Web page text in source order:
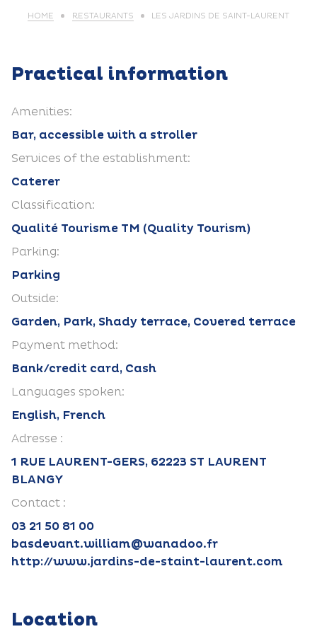
HOME RESTAURANTS LES JARDINS DE SAINT-LAURENT
Practical information
Amenities:
Bar, accessible with a stroller
Services of the establishment:
Caterer
Classification:
Qualité Tourisme TM (Quality Tourism)
Parking:
Parking
Outside:
Garden, Park, Shady terrace, Covered terrace
Payment method:
Bank/credit card, Cash
Languages spoken:
English, French
Adresse :
1 RUE LAURENT-GERS, 62223 ST LAURENT
BLANGY
Contact :
03 21 50 81 00
basdevant.william@wanadoo.fr
http://www.jardins-de-staint-laurent.com
Location